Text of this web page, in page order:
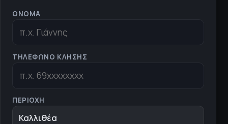
ΌΝΟΜΑ
ΤΗΛΈΦΩΝΟ ΚΛΉΣΗΣ
ΠΕΡΙΟΧΉ
Καλλιθέα